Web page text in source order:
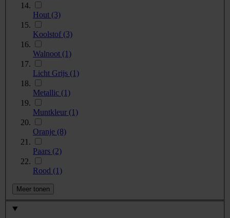
Hout (3)
Koolstof (3)
Walnoot (1)
Licht Grijs (1)
Metallic (1)
Muntkleur (1)
Oranje (8)
Paars (2)
Rood (1)
Meer tonen